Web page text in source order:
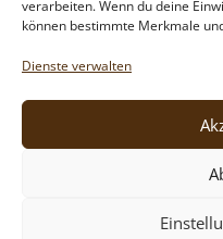
verarbeiten. Wenn du deine
können bestimmte Merkmale
Dienste verwalten
bestimmt. Weitere
reCAPTCHA:
Mehr Informationen